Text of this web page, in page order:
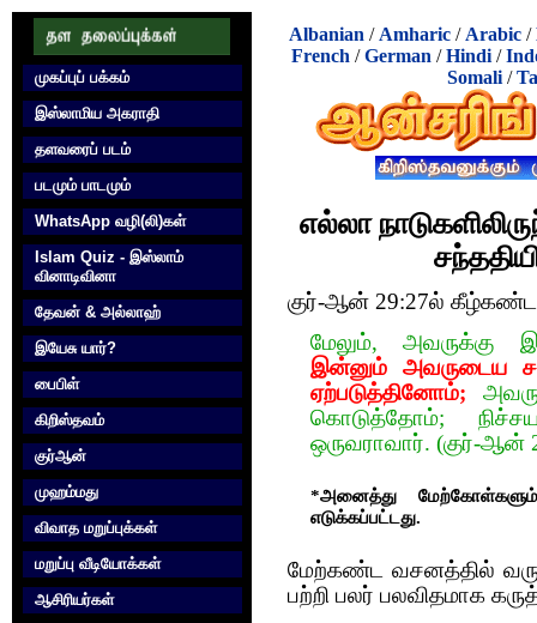
முகப்புப் பக்கம்
இஸ்லாமிய அகராதி
தளவரைப் படம்
படமும் பாடமும்
WhatsApp வழி(லி)கள்
Islam Quiz - இஸ்லாம்
வினாடிவினா
தேவன் & அல்லாஹ்
இயேசு யார்?
பைபிள்
கிறிஸ்தவம்
குர்‍ஆன்
முஹம்மது
விவாத மறுப்புக்கள்
மறுப்பு வீடியோக்கள்
ஆசிரியர்கள்
Albanian / Amharic / Arabic /
French /German /Hindi /
Somali/
எல்லா
குர்-ஆன் 29:27ல் கீழ்கண்ட
மேலும், அவருக்கு
இன்னும் அவருடைய
ஏற்படுத்தினோம்;
கொடுத்தோம்;
ஒருவராவார். (குர்-ஆன்
*அனைத்து மேற்கோள்களும்
எடுக்கப்பட்டது.
மேற்கண்ட வசனத்தில்
பற்றி பலர் பலவிதமாக